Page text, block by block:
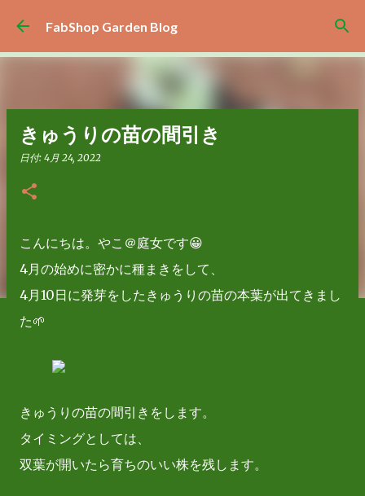
スキップしてメイン コンテンツに移動
FabShop Garden Blog
きゅうりの苗の間引き
日付: 4月 24, 2022
こんにちは。やこ＠庭女です😀
4月の始めに密かに種まきをして、
4月10日に発芽をしたきゅうりの苗の本葉が出てきまし
た🌱
きゅうりの苗の間引きをします。
タイミングとしては、
双葉が開いたら育ちのいい株を残します。